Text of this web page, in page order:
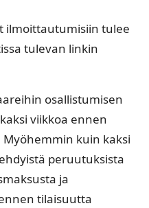
ilmoittautumisiin tulee
tulevan linkin
osallistumisen
viikkoa ennen
kuin kaksi
peruutuksista
ja
tilaisuutta